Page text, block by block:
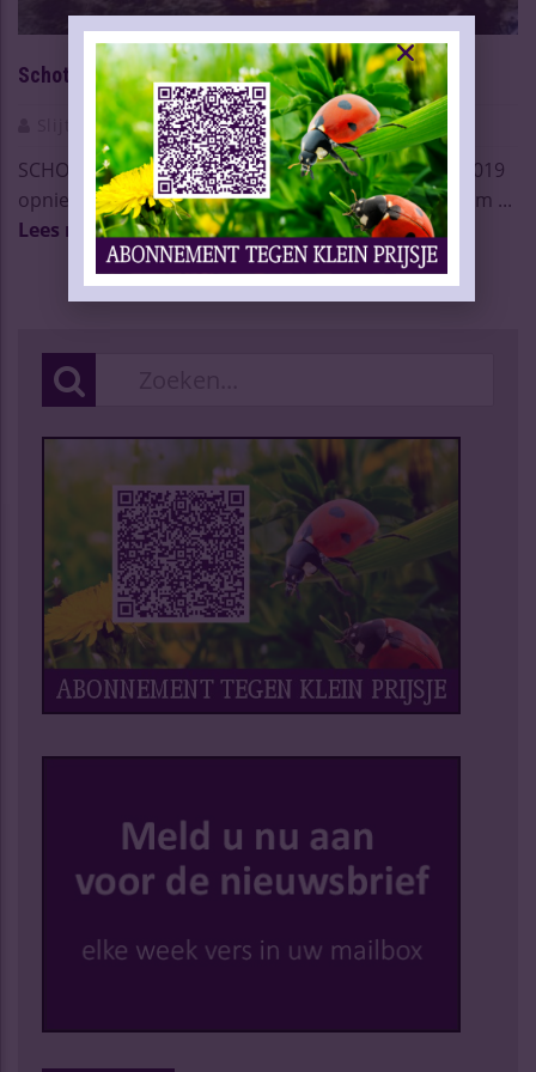
Schotten drinken nog steeds te veel
Slijtersvakblad 22 Jun 2020
SCHOTLAND – De Schotse drankconsumptie is in 2019
opnieuw gedaald. In mei 2018 voerde het land een m ...
Lees meer